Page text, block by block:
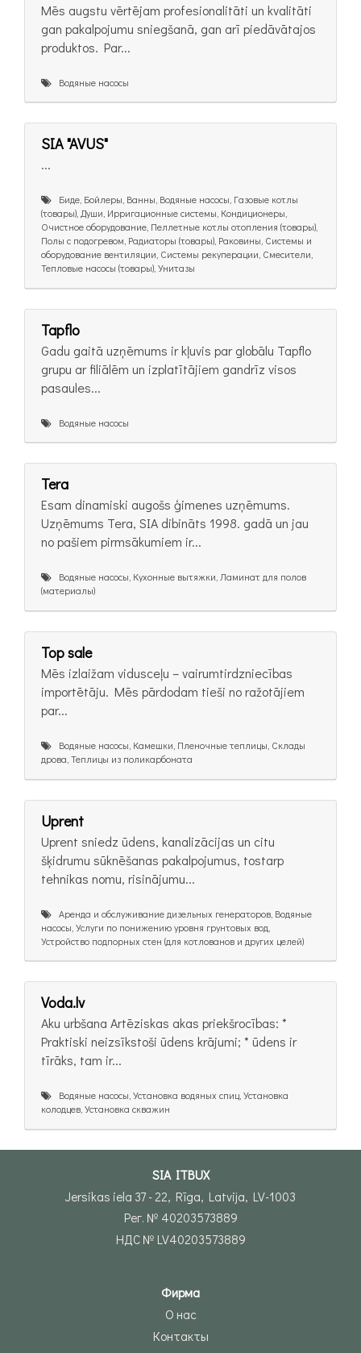
Mēs augstu vērtējam profesionalitāti un kvalitāti
gan pakalpojumu sniegšanā, gan arī piedāvātajos
produktos. Par...
Водяные насосы
SIA "AVUS"
...
Биде, Бойлеры, Ванны, Водяные насосы, Газовые котлы
(товары), Души, Ирригационные системы, Кондиционеры,
Очистное оборудование, Пеллетные котлы отопления (товары),
Полы с подогревом, Радиаторы (товары), Раковины, Системы и
оборудование вентиляции, Системы рекуперации, Смесители,
Тепловые насосы (товары), Унитазы
Tapflo
Gadu gaitā uzņēmums ir kļuvis par globālu Tapflo
grupu ar filiālēm un izplatītājiem gandrīz visos
pasaules...
Водяные насосы
Tera
Esam dinamiski augošs ģimenes uzņēmums.
Uzņēmums Tera, SIA dibināts 1998. gadā un jau
no pašiem pirmsākumiem ir...
Водяные насосы, Кухонные вытяжки, Ламинат для полов
(материалы)
Top sale
Mēs izlaižam vidusceļu – vairumtirdzniecības
importētāju. Mēs pārdodam tieši no ražotājiem
par...
Водяные насосы, Камешки, Пленочные теплицы, Склады
дрова, Теплицы из поликарбоната
Uprent
Uprent sniedz ūdens, kanalizācijas un citu
šķidrumu sūknēšanas pakalpojumus, tostarp
tehnikas nomu, risinājumu...
Аренда и обслуживание дизельных генераторов, Водяные
насосы, Услуги по понижению уровня грунтовых вод,
Устройство подпорных стен (для котлованов и других целей)
Voda.lv
Aku urbšana Artēziskas akas priekšrocības: *
Praktiski neizsīkstoši ūdens krājumi; * ūdens ir
tīrāks, tam ir...
Водяные насосы, Установка водяных спиц, Установка
колодцев, Установка скважин
SIA ITBUX
Jersikas iela 37 - 22, Rīga, Latvija, LV-1003
Рег. № 40203573889
НДС № LV40203573889
Фирма
О нас
Контакты